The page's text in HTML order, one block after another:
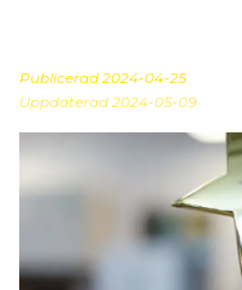
Publicerad 2024-04-25
Uppdaterad 2024-05-09